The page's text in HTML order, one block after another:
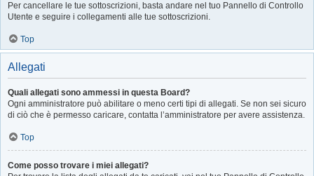
Per cancellare le tue sottoscrizioni, basta andare nel tuo Pannello di Controllo
Utente e seguire i collegamenti alle tue sottoscrizioni.
Top
Allegati
Quali allegati sono ammessi in questa Board?
Ogni amministratore può abilitare o meno certi tipi di allegati. Se non sei sicuro
di ciò che è permesso caricare, contatta l’amministratore per avere assistenza.
Top
Come posso trovare i miei allegati?